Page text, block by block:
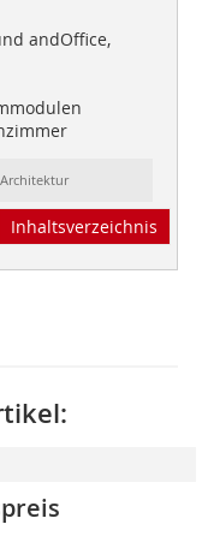
andOffice,
Inhaltsverzeichnis